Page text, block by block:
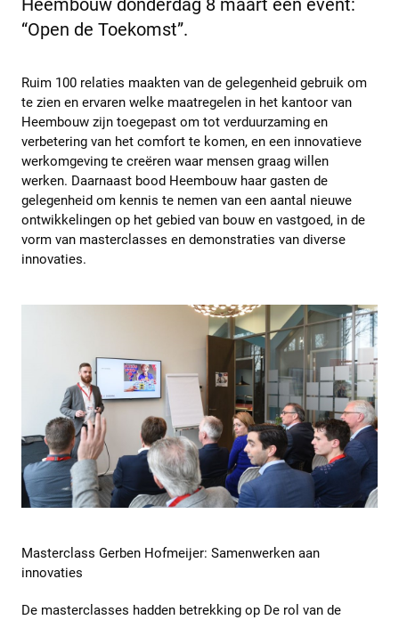
Heembouw donderdag 8 maart een event:
“Open de Toekomst”.
Ruim 100 relaties maakten van de gelegenheid gebruik om
te zien en ervaren welke maatregelen in het kantoor van
Heembouw zijn toegepast om tot verduurzaming en
verbetering van het comfort te komen, en een innovatieve
werkomgeving te creëren waar mensen graag willen
werken. Daarnaast bood Heembouw haar gasten de
gelegenheid om kennis te nemen van een aantal nieuwe
ontwikkelingen op het gebied van bouw en vastgoed, in de
vorm van masterclasses en demonstraties van diverse
innovaties.
Masterclass Gerben Hofmeijer: Samenwerken aan
innovaties
De masterclasses hadden betrekking op De rol van de